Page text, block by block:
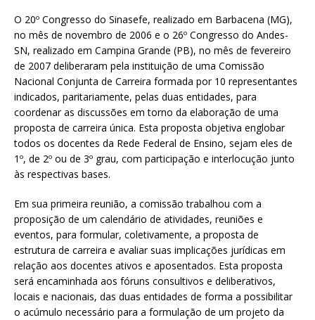
O 20º Congresso do Sinasefe, realizado em Barbacena (MG),
no mês de novembro de 2006 e o 26º Congresso do Andes-
SN, realizado em Campina Grande (PB), no mês de fevereiro
de 2007 deliberaram pela instituição de uma Comissão
Nacional Conjunta de Carreira formada por 10 representantes
indicados, paritariamente, pelas duas entidades, para
coordenar as discussões em torno da elaboração de uma
proposta de carreira única. Esta proposta objetiva englobar
todos os docentes da Rede Federal de Ensino, sejam eles de
1º, de 2º ou de 3º grau, com participação e interlocução junto
às respectivas bases.
Em sua primeira reunião, a comissão trabalhou com a
proposição de um calendário de atividades, reuniões e
eventos, para formular, coletivamente, a proposta de
estrutura de carreira e avaliar suas implicações jurídicas em
relação aos docentes ativos e aposentados. Esta proposta
será encaminhada aos fóruns consultivos e deliberativos,
locais e nacionais, das duas entidades de forma a possibilitar
o acúmulo necessário para a formulação de um projeto da